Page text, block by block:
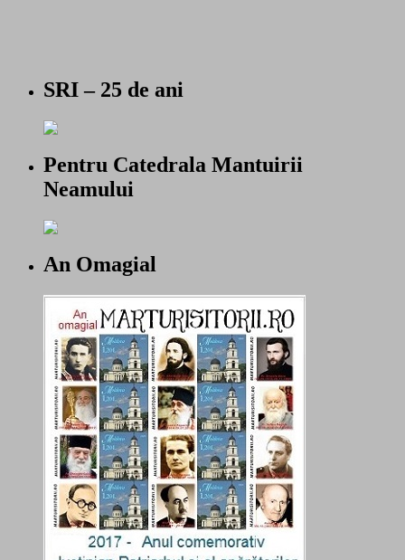
SRI – 25 de ani
Pentru Catedrala Mantuirii
Neamului
An Omagial